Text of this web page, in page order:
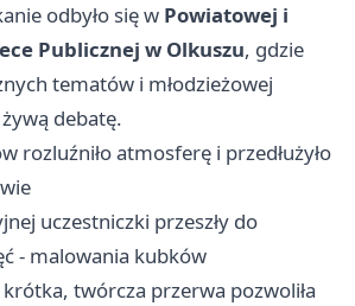
odbyło się w Powiatowej i
Publicznej w Olkuszu, gdzie
tematów i młodzieżowej
debatę.
rozluźniło atmosferę i przedłużyło
uczestniczki przeszły do
- malowania kubków
twórcza przerwa pozwoliła